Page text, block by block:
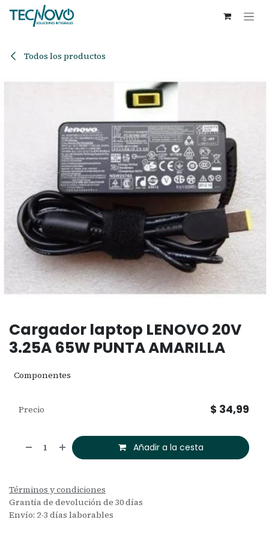
Ir al contenido
Todos los productos
Cargador laptop LENOVO 20V
3.25A 65W PUNTA AMARILLA
Componentes
Añadir a la cesta
Precio $ 34,99
Términos y condiciones
Grantía de devolución de 30 días
Envío: 2-3 días laborables